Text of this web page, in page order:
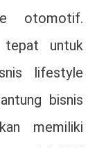
otomotif.
tepat untuk
lifestyle
bisnis
memiliki